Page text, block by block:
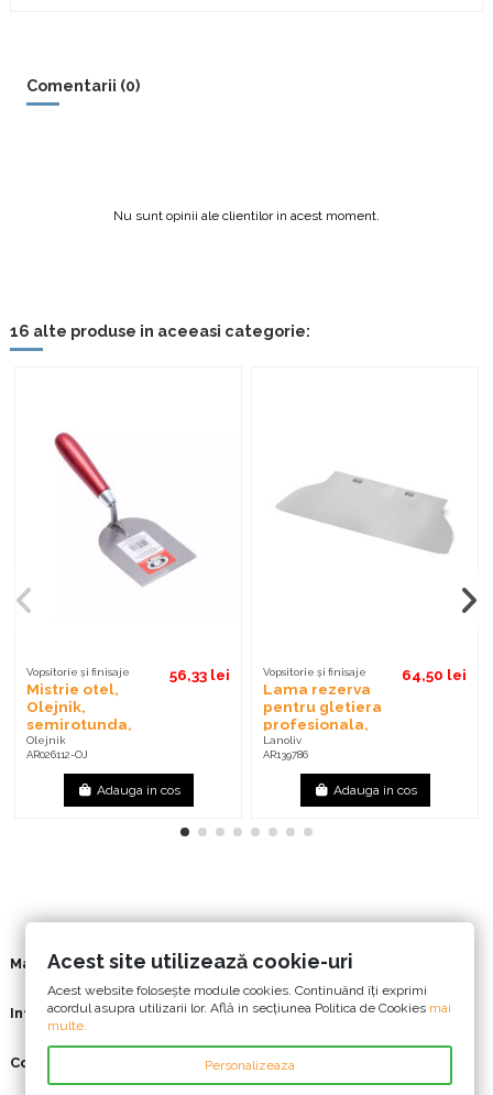
Comentarii (0)
Nu sunt opinii ale clientilor in acest moment.
16 alte produse in aceeasi categorie:
Vopsitorie și finisaje
Mistrie otel,
Olejnik,
semirotunda,
120 mm, maner
lemn, rosu
Olejnik
AR026112-OJ
56,33 lei
Adauga in cos
Vopsitorie și finisaje
Lama rezerva
pentru gletiera
profesionala,
Lanoliv, inox, 20
cm x 0.3 mm
Lanoliv
AR139786
64,50 lei
Adauga in cos
Mai multe
Informatii
Contact us
Acest site utilizează cookie-uri
Acest website foloseşte module cookies. Continuând îți exprimi
acordul asupra utilizarii lor. Află in secțiunea Politica de Cookies mai
multe.
Personalizeaza